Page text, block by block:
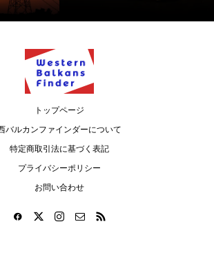
トップページ
バルカンファインダーについて
特定商取引法に基づく表記
プライバシーポリシー
お問い合わせ